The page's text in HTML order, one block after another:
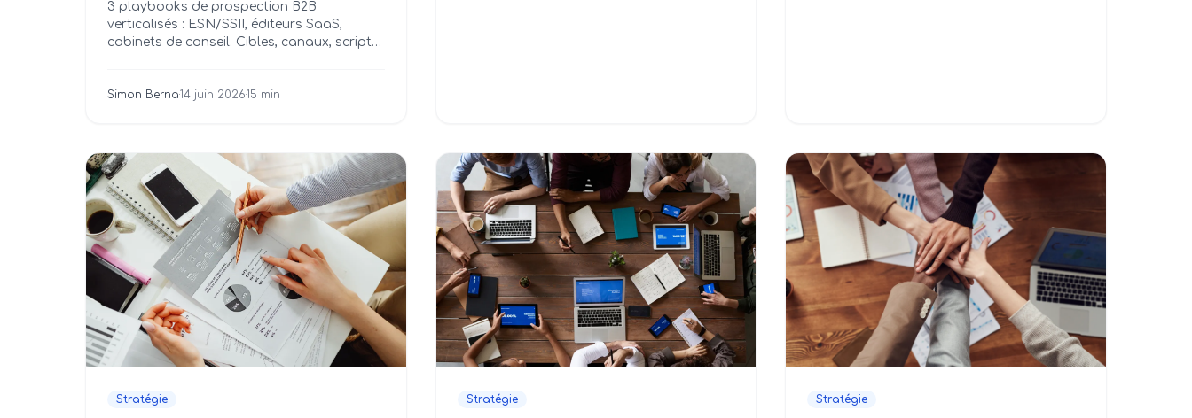
fonctionnent en 2026
3 playbooks de prospection B2B
verticalisés : ESN/SSII, éditeurs SaaS,
cabinets de conseil. Cibles, canaux, scripts,
2021.
Simon Berna·14 juin 2026·15 min
Stratégie Stratégie Stratégie